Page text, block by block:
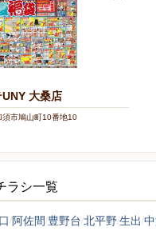
UNY 大桑店
市鳩山町10番地10
ラシ一覧
阿佐間 豊野台 北平野生出